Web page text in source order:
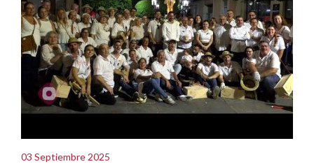
03 Septiembre 2025